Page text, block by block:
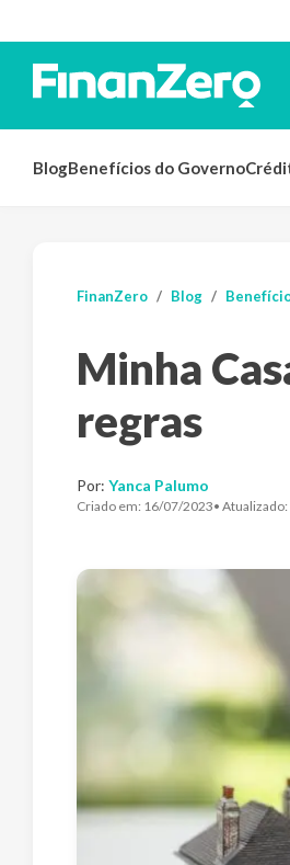
BlogBenefícios do Governo
FinanZero Blog
Minha
regras
Por: Yanca Palumo
Criado em: 16/07/2023• Atualizado: